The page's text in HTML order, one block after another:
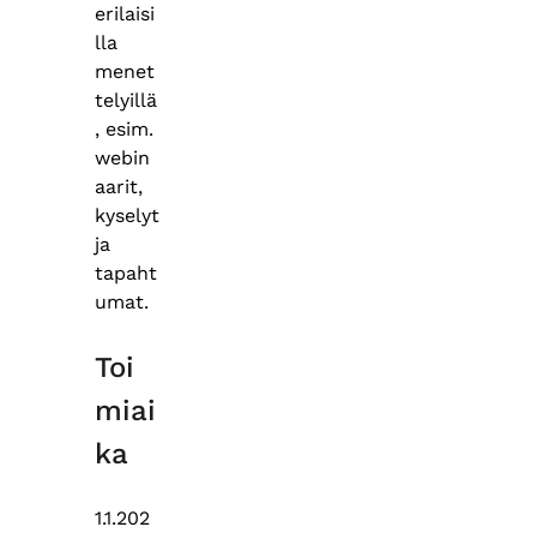
erilaisi
lla
menet
telyillä
, esim.
webin
aarit,
kyselyt
ja
tapaht
umat.
Toi
miai
ka
1.1.202